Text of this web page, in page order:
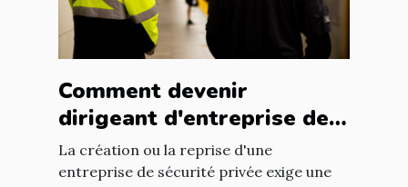
Comment devenir
dirigeant d'entreprise de
sécurité privée avec une
formation ?
La création ou la reprise d'une
entreprise de sécurité privée exige une